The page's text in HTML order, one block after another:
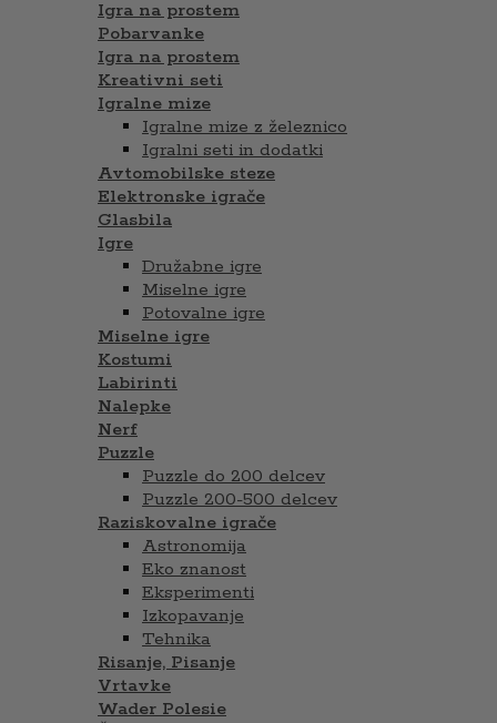
Igra na prostem
Pobarvanke
Igra na prostem
Kreativni seti
Igralne mize
Igralne mize z železnico
Igralni seti in dodatki
Avtomobilske steze
Elektronske igrače
Glasbila
Igre
Družabne igre
Miselne igre
Potovalne igre
Miselne igre
Kostumi
Labirinti
Nalepke
Nerf
Puzzle
Puzzle do 200 delcev
Puzzle 200-500 delcev
Raziskovalne igrače
Astronomija
Eko znanost
Eksperimenti
Izkopavanje
Tehnika
Risanje, Pisanje
Vrtavke
Wader Polesie